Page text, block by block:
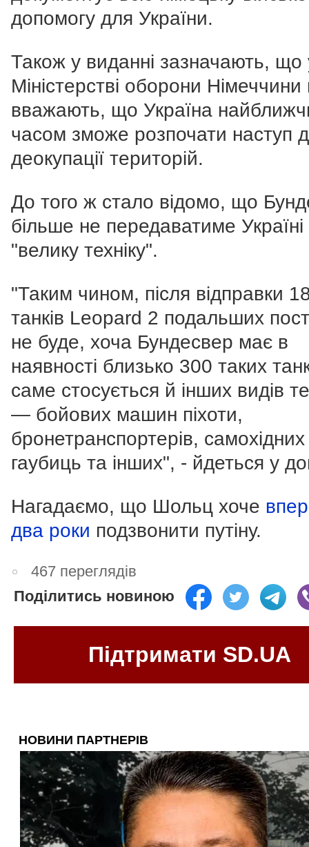
допомогу для України.
Також у виданні зазначають, що
Міністерстві оборони Німеччини
вважають, що Україна
часом зможе розпочати наступ
деокупації територій.
До того ж стало відомо, що
більше не передаватиме Україні
"велику техніку".
"Таким чином, після відправки
танків Leopard 2 подальших
не буде, хоча Бундесвер має в
наявності близько 300 таких
саме стосується й інших видів
— бойових машин піхоти,
бронетранспортерів, самохідних
гаубиць та інших", - йдеться у
Нагадаємо, що Шольц хоче
два роки подзвонити путіну.
467 переглядів
Поділитись новиною
Підтримати SD.UA